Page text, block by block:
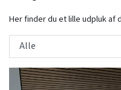
Her finder du et lille udpluk af